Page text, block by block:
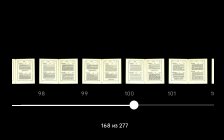
98 99 100 101 102
168 из 277